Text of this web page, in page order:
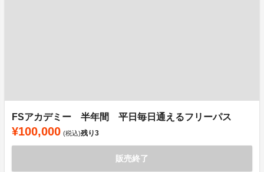
FSアカデミー 半年間 平日毎日通えるフリーパス
¥100,000 (税込)残り3
販売終了